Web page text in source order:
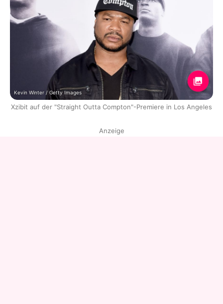
Kevin Winter / Getty Images
Xzibit auf der "Straight Outta Compton"-Premiere in Los Angeles
Anzeige